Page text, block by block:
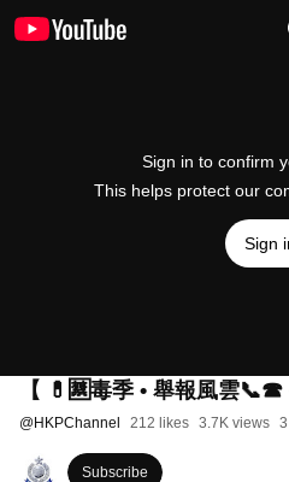
Sign in to confirm
This helps protect our
Sign
【 💊🈲毒季 • 舉報風雲📞☎
@HKPChannel 212 likes 3.7K views
Subscribe